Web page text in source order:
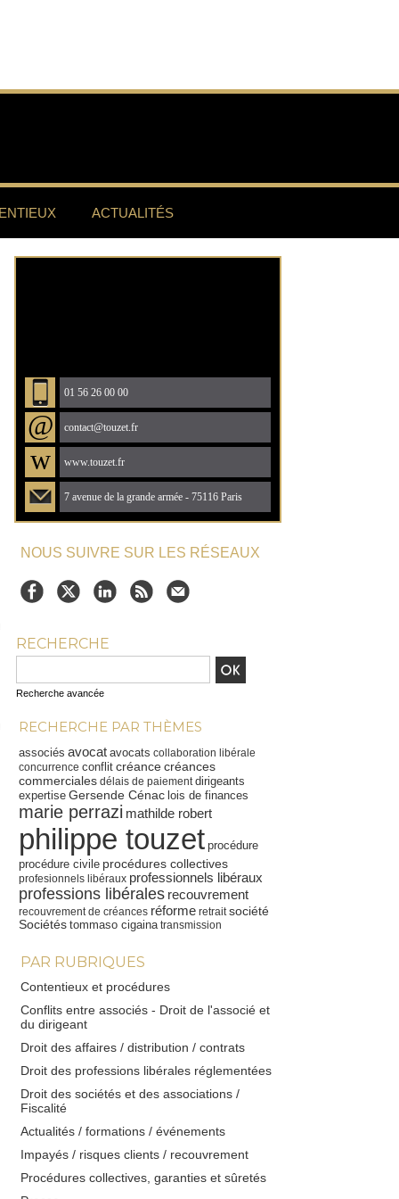
ACTUALITÉS
01 56 26 00 00
@ contact@touzet.fr
w www.touzet.fr
7 avenue de la grande armée - 75116 Paris
NOUS SUIVRE SUR LES RÉSEAUX
RECHERCHE
Recherche avancée
RECHERCHE PAR THÈMES
associés avocat avocats collaboration libérale
concurrence conflit créancecréances
commerciales délais de paiement dirigeants
expertise Gersende Cénac lois de finances
marie perrazi mathilde robert
philippe touzet procédure
procédure civile procédures collectives
profesionnels libéraux professionnels libéraux
professions libérales recouvrement
recouvrement de créances réforme retrait société
Sociétés tommaso cigaina transmission
PAR RUBRIQUES
Contentieux et procédures
Conflits entre associés - Droit de l'associé et
du dirigeant
Droit des affaires / distribution / contrats
Droit des professions libérales réglementées
Droit des sociétés et des associations /
Fiscalité
Actualités / formations / événements
Impayés / risques clients / recouvrement
Procédures collectives, garanties et sûretés